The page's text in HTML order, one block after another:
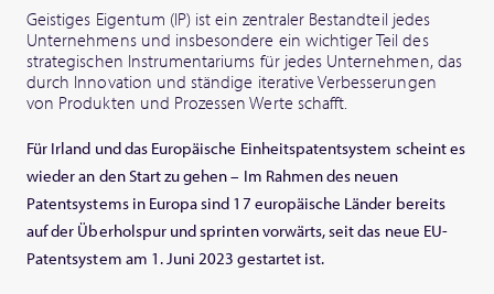
Geistiges Eigentum (IP) ist ein zentraler Bestandteil jedes
Unternehmens und insbesondere ein wichtiger Teil des
strategischen Instrumentariums für jedes Unternehmen, das
durch Innovation und ständige iterative Verbesserungen
von Produkten und Prozessen Werte schafft.
Für Irland und das Europäische Einheitspatentsystem scheint es
wieder an den Start zu gehen – Im Rahmen des neuen
Patentsystems in Europa sind 17 europäische Länder bereits
auf der Überholspur und sprinten vorwärts, seit das neue EU-
Patentsystem am 1. Juni 2023 gestartet ist.